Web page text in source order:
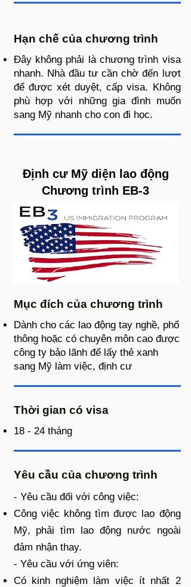
Hạn chế của chương trình
Đây không phải là chương trình visa
nhanh. Nhà đầu tư cần chờ đến lượt
để được xét duyệt, cấp visa. Không
phù hợp với những gia đình muốn
sang Mỹ nhanh cho con đi học.
Định cư Mỹ diện lao động
Chương trình EB-3
Mục đích của chương trình
Dành cho các lao động tay nghề, phổ
thông hoặc có chuyên môn cao được
công ty bảo lãnh để lấy thẻ xanh
sang Mỹ làm việc, định cư
Thời gian có visa
18 - 24 tháng
Yêu cầu của chương trình
- Yêu cầu đối với công việc:
Công việc không tìm được lao động
Mỹ, phải tìm lao động nước ngoài
đảm nhận thay.
- Yêu cầu với ứng viên:
Có kinh nghiệm làm việc ít nhất 2